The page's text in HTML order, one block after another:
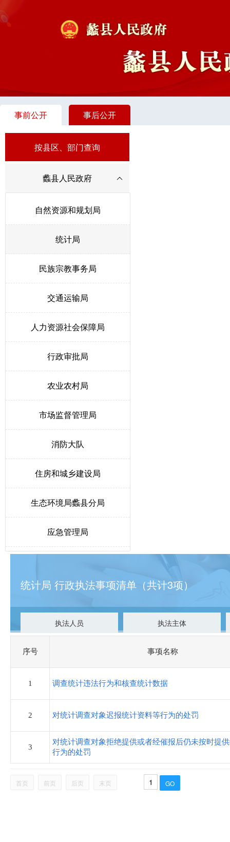
事前公开 事后公开
按县区、部门查询
蠡县人民政府
自然资源和规划局
统计局
民族宗教事务局
交通运输局
人力资源社会保障局
行政审批局
农业农村局
市场监督管理局
消防大队
住房和城乡建设局
生态环境局蠡县分局
应急管理局
发展和改革局
水利局
医疗保障局
烟草专卖局
公安局
统计局 行政执法事项清单（共计3项）
执法人员 执法主体
序号 事项名称
1 调查统计违法行为和核查统计数据
2 对统计调查对象迟报统计资料等行为的处罚
3
对统计调查对象拒绝提供或者经催报后仍未按时提
行为的处罚
首页 前页 后页 末页